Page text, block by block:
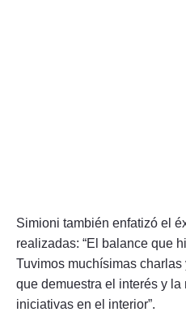
Simioni también enfatizó el
realizadas: “El balance que
Tuvimos muchísimas
que demuestra el interés y
iniciativas en el interior”.